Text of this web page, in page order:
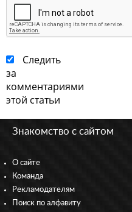
Следить
за
комментариями
этой статьи
Знакомство с сайтом
О сайте
Команда
Рекламодателям
Поиск по алфавиту